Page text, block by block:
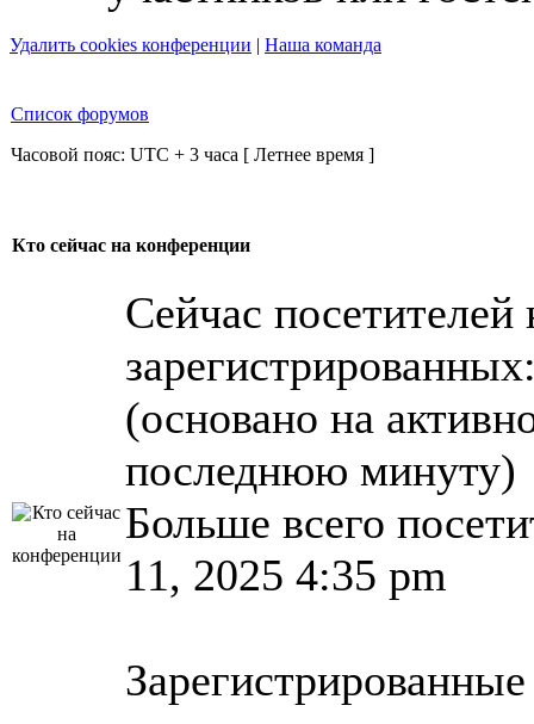
Удалить cookies конференции | Наша команда
Список форумов
Часовой пояс: UTC + 3 часа [ Летнее время ]
Кто сейчас на конференции
Сейчас
(основано на
последнюю минуту)
Больше всего
11, 2025 4:35 pm